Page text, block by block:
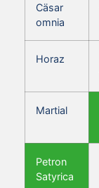
Cäsar
omnia
Horaz
Martial
Petron
Satyrica